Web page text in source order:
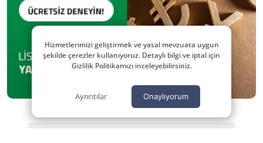
Hizmetlerimizi geliştirmek ve yasal mevzuata uygun
şekilde çerezler kullanıyoruz. Detaylı bilgi ve iptal için
Gizlilik Politikamızı inceleyebilirsiniz.
Ayrıntılar Onaylıyorum